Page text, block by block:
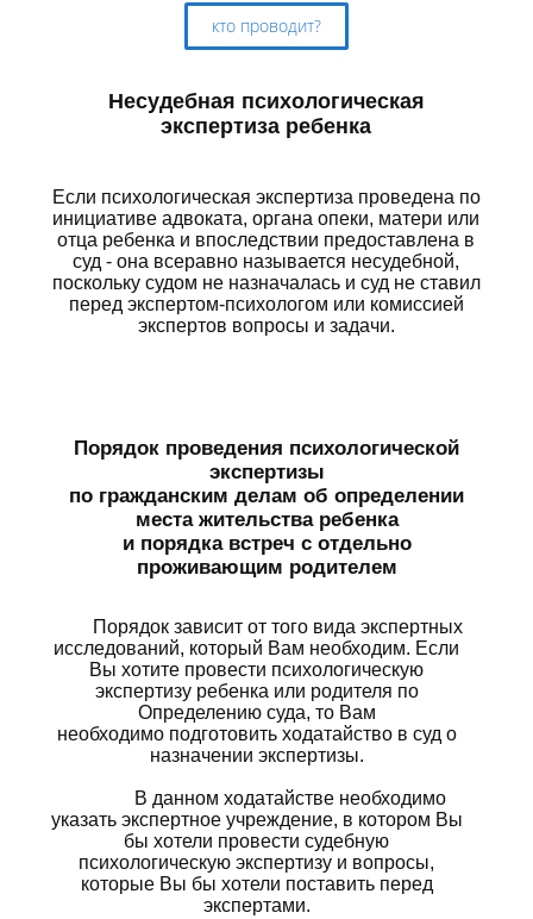
кто проводит?
Несудебная психологическая
экспертиза ребенка
Если психологическая экспертиза проведена по
инициативе адвоката, органа опеки, матери или
отца ребенка и впоследствии предоставлена в
суд - она всеравно называется несудебной,
поскольку судом не назначалась и суд не ставил
перед экспертом-психологом или комиссией
экспертов вопросы и задачи.
Порядок проведения психологической
экспертизы
по гражданским делам об определении
места жительства ребенка
и порядка встреч с отдельно
проживающим родителем
Порядок зависит от того вида экспертных
исследований, который Вам необходим. Если
Вы хотите провести психологическую
экспертизу ребенка или родителя по
Определению суда, то Вам
необходимо подготовить ходатайство в суд о
назначении экспертизы.
В данном ходатайстве необходимо
указать экспертное учреждение, в котором Вы
бы хотели провести судебную
психологическую экспертизу и вопросы,
которые Вы бы хотели поставить перед
экспертами.